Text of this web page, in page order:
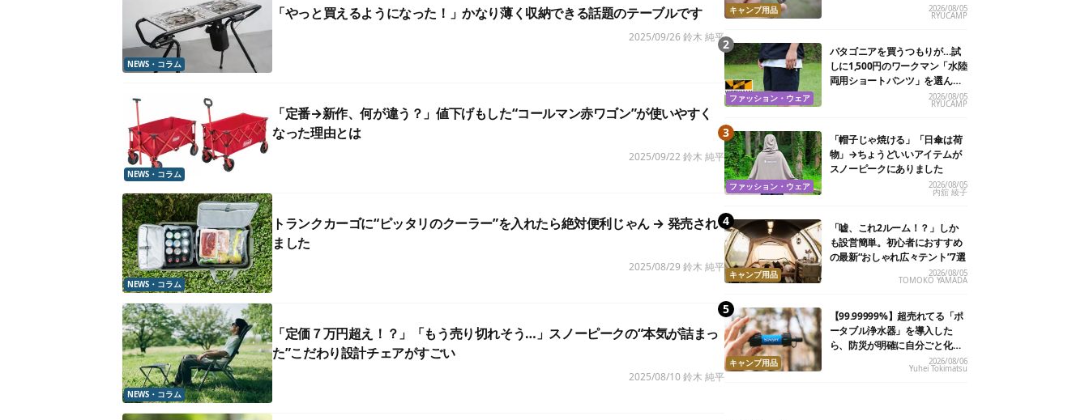
NEWS・コラム
「やっと買えるようになった！」かなり薄く収納できる話題のテーブルです
2025/09/26 鈴木 純平
NEWS・コラム
「定番→新作、何が違う？」値下げもした“コールマン赤ワゴン”が使いやすく
なった理由とは
2025/09/22 鈴木 純平
NEWS・コラム
トランクカーゴに“ピッタリのクーラー”を入れたら絶対便利じゃん → 発売され
ました
2025/08/29 鈴木 純平
NEWS・コラム
「定価７万円超え！？」「もう売り切れそう…」スノーピークの“本気が詰まっ
た”こだわり設計チェアがすごい
2025/08/10 鈴木 純平
キャンプ用品 2026/08/05
RYUCAMP
ファッション・ウェア
パタゴニアを買うつもりが…試
しに1,500円のワークマン「水陸
両用ショートパンツ」を選んだ
2026/08/05
RYUCAMP
ファッション・ウェア
「帽子じゃ焼ける」「日傘は荷
物」→ちょうどいいアイテムが
スノーピークにありました
2026/08/05
内舘 綾子
キャンプ用品
「嘘、これ2ルーム！？」しか
も設営簡単。初心者におすすめ
の最新“おしゃれ広々テント”7選
2026/08/05
TOMOKO YAMADA
キャンプ用品
【99.99999%】超売れてる「ポ
ータブル浄水器」を導入した
ら、防災が明確に自分ごと化し
2026/08/06
Yuhei Tokimatsu